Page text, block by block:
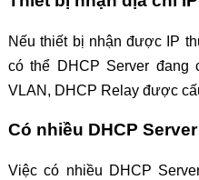
Nếu thiết bị nhận được IP
có thể DHCP Server đang
VLAN, DHCP Relay được
Có nhiều DHCP
Việc có nhiều DHCP